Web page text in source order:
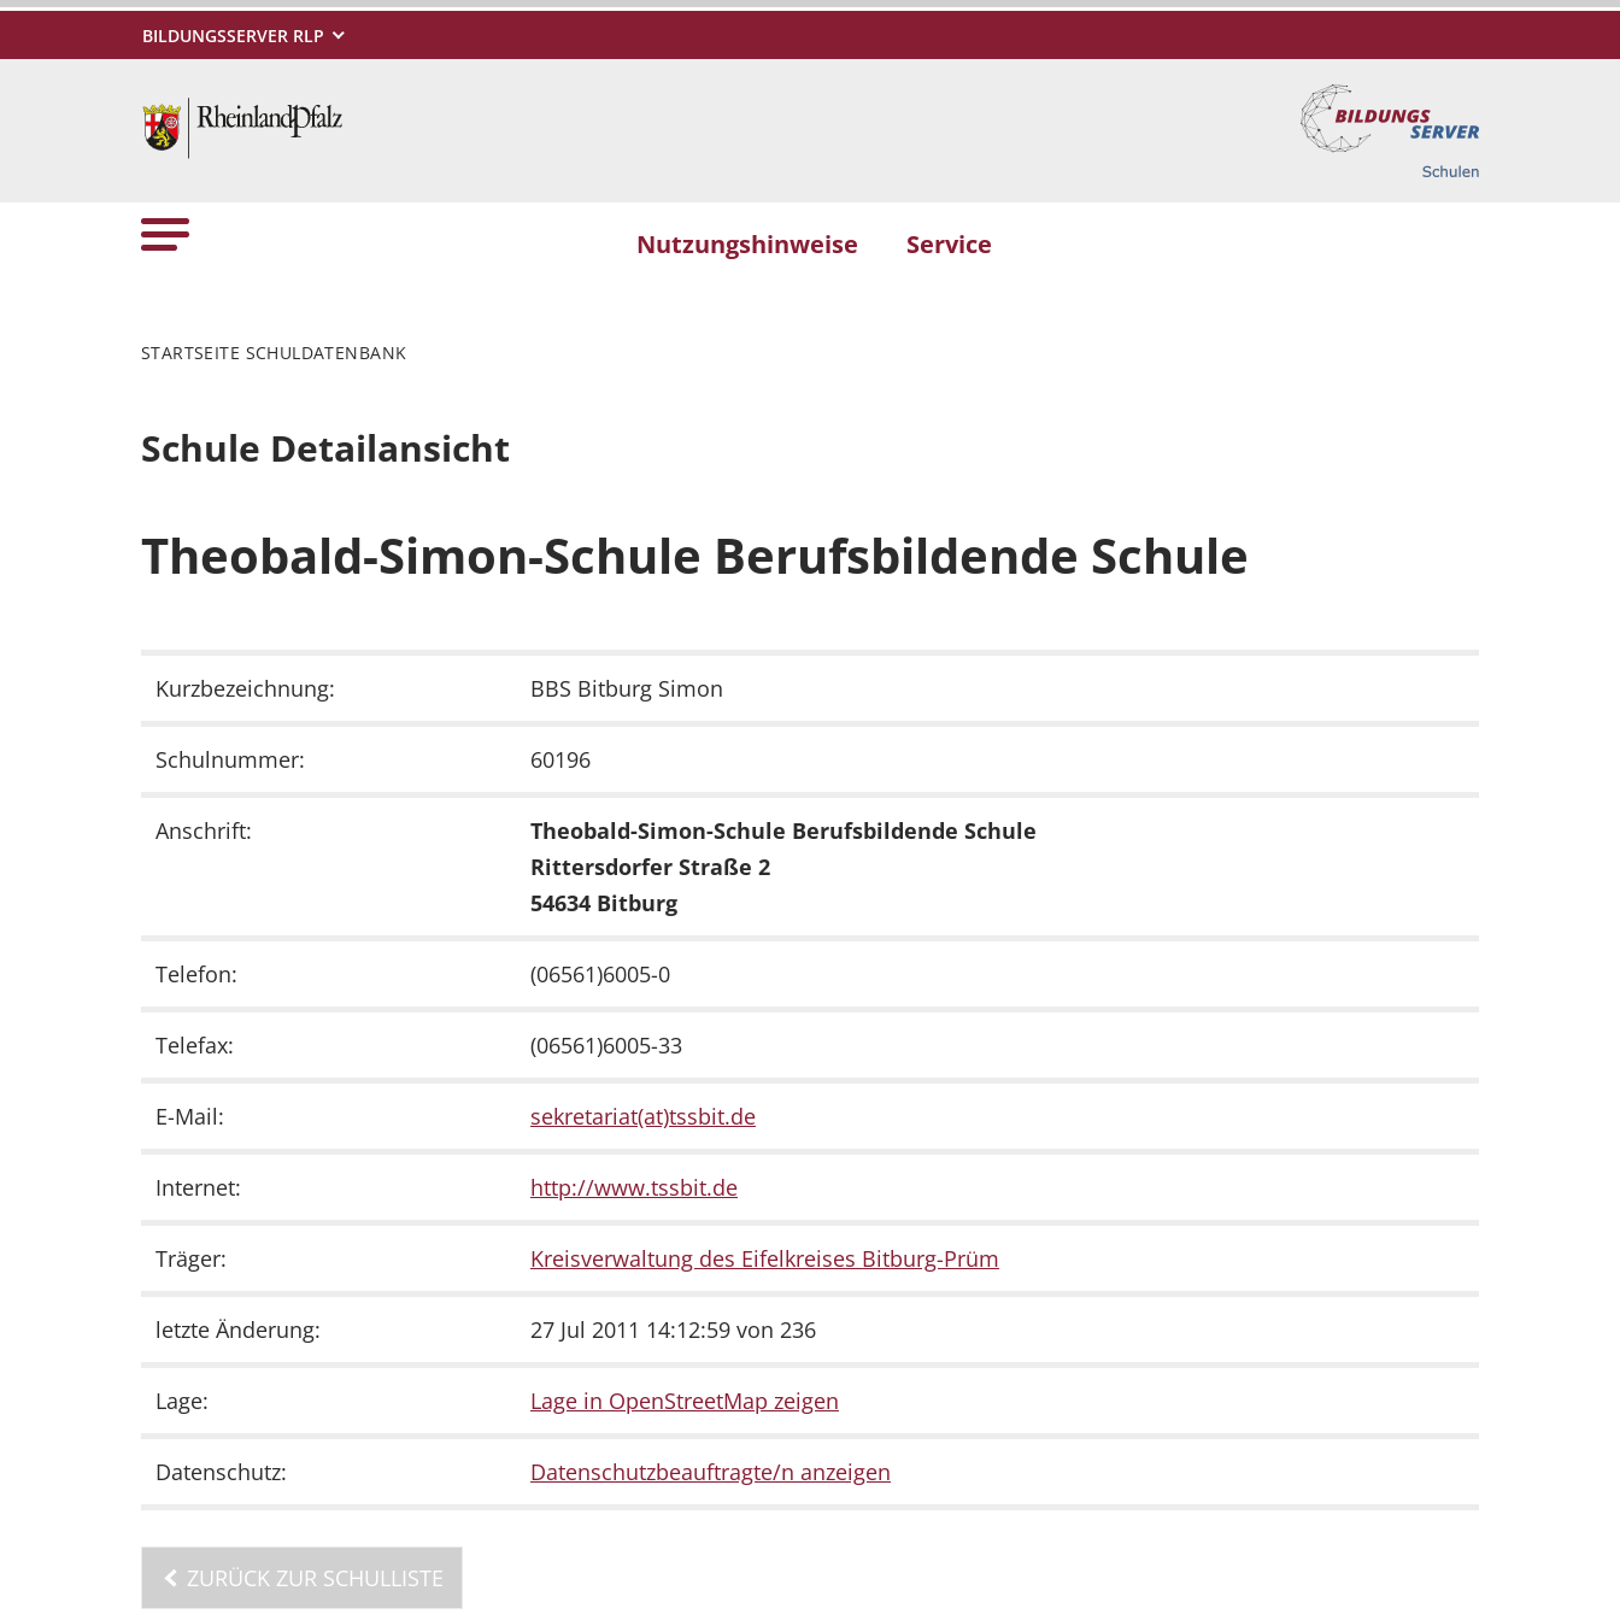
BILDUNGSSERVER RLP
Nutzungshinweise Service
STARTSEITE SCHULDATENBANK
Schule Detailansicht
Theobald-Simon-Schule Berufsbildende Schule
Kurzbezeichnung: BBS Bitburg Simon
Schulnummer: 60196
Anschrift:
Theobald-Simon-Schule Berufsbildende Schule
Rittersdorfer Straße 2
54634 Bitburg
Telefon: (06561)6005-0
Telefax: (06561)6005-33
E-Mail: sekretariat(at)tssbit.de
Internet: http://www.tssbit.de
Träger: Kreisverwaltung des Eifelkreises Bitburg-Prüm
letzte Änderung: 27 Jul 2011 14:12:59 von 236
Lage: Lage in OpenStreetMap zeigen
Datenschutz: Datenschutzbeauftragte/n anzeigen
ZURÜCK ZUR SCHULLISTE